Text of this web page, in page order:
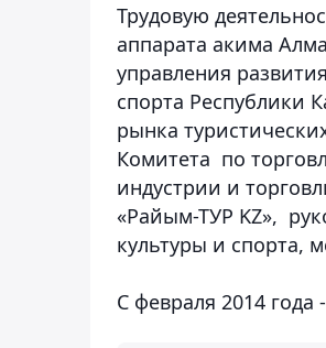
Трудовую
аппарата акима
управления
спорта Республики
рынка
Комитета по
индустрии и
«Райым-ТУР KZ»,
культуры и спорта,
С февраля 2014 года